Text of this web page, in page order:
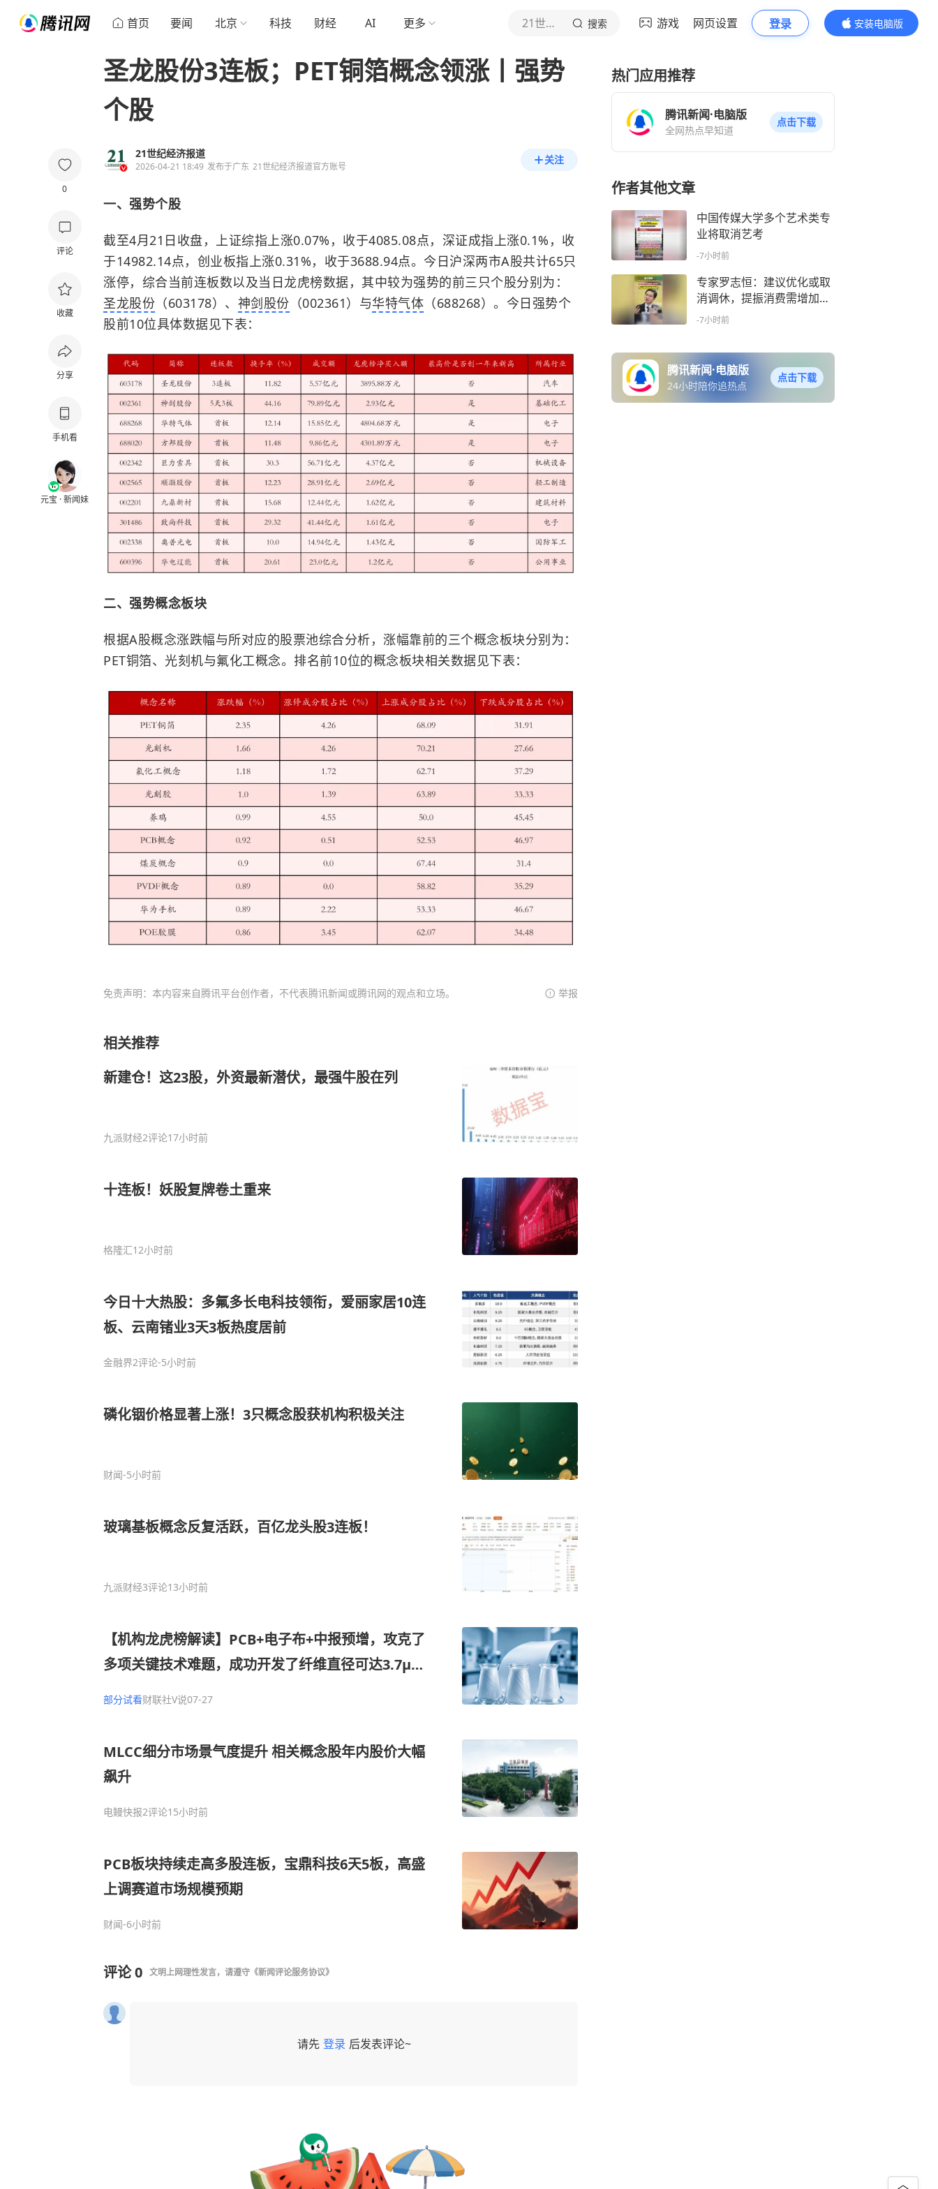
首页 要闻 北京 科技 财经 AI 更多 21世纪经济报道 搜索 游戏 网页设置 登录
安装电脑版
内容更精彩
0
评论
收藏
分享
手机看
元宝 · 新闻妹
圣龙股份3连板；PET铜箔概念领涨丨强势
个股
21世纪经济报道
2026-04-21 18:49 发布于广东 21世纪经济报道官方账号
关注
一、强势个股
截至4月21日收盘，上证综指上涨0.07%，收于4085.08点，深证成指上涨0.1%，收
于14982.14点，创业板指上涨0.31%，收于3688.94点。今日沪深两市A股共计65只
涨停，综合当前连板数以及当日龙虎榜数据，其中较为强势的前三只个股分别为：
圣龙股份 （603178）、 神剑股份 （002361）与华特气体 （688268）。今日强势个
股前10位具体数据见下表：
二、强势概念板块
根据A股概念涨跌幅与所对应的股票池综合分析，涨幅靠前的三个概念板块分别为：
PET铜箔、 光刻机与氟化工概念。排名前10位的概念板块相关数据见下表：
免责声明：本内容来自腾讯平台创作者，不代表腾讯新闻或腾讯网的观点和立场。 举报
相关推荐
新建仓！这23股，外资最新潜伏，最强牛股在列
九派财经2评论17小时前
十连板！妖股复牌卷土重来
格隆汇12小时前
今日十大热股：多氟多长电科技领衔，爱丽家居10连
板、云南锗业3天3板热度居前
金融界2评论-5小时前
磷化铟价格显著上涨！3只概念股获机构积极关注
财闻-5小时前
玻璃基板概念反复活跃，百亿龙头股3连板！
九派财经3评论13小时前
【机构龙虎榜解读】PCB+电子布+中报预增，攻克了
多项关键技术难题，成功开发了纤维直径可达3.7μm
部分试看财联社V说07-27
MLCC细分市场景气度提升 相关概念股年内股价大幅
飙升
电鳗快报2评论15小时前
PCB板块持续走高多股连板，宝鼎科技6天5板，高盛
上调赛道市场规模预期
财闻-6小时前
评论0 文明上网理性发言，请遵守 《新闻评论服务协议》
请先 登录 后发表评论~
热门应用推荐
腾讯新闻·电脑版
全网热点早知道
点击下载
作者其他文章
中国传媒大学多个艺术类专
业将取消艺考
-7小时前
专家罗志恒：建议优化或取
消调休，提振消费需增加假
期 落实双休
-7小时前
腾讯新闻·电脑版
24小时陪你追热点
点击下载